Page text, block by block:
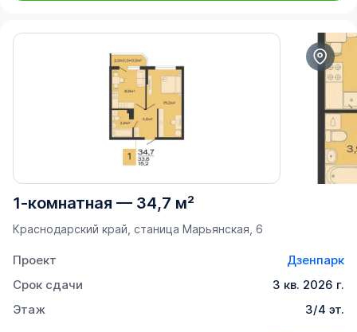
1-комнатная — 34,7 м²
Краснодарский край, станица Марьянская, 6
Проект
Дзенпарк
Срок сдачи
3 кв. 2026 г.
Этаж
3/4 эт.